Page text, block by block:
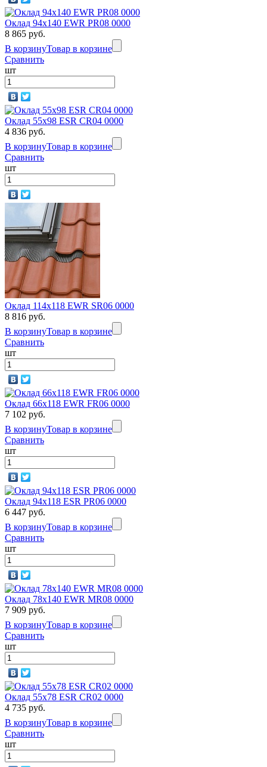
Оклад 94x140 EWR PR08 0000
8 865 руб.
В корзинуТовар в корзине
Сравнить
шт
Оклад 55x98 ESR CR04 0000
4 836 руб.
В корзинуТовар в корзине
Сравнить
шт
Оклад 114х118 EWR SR06 0000
8 816 руб.
В корзинуТовар в корзине
Сравнить
шт
Оклад 66x118 EWR FR06 0000
7 102 руб.
В корзинуТовар в корзине
Сравнить
шт
Оклад 94x118 ESR PR06 0000
6 447 руб.
В корзинуТовар в корзине
Сравнить
шт
Оклад 78x140 EWR MR08 0000
7 909 руб.
В корзинуТовар в корзине
Сравнить
шт
Оклад 55x78 ESR CR02 0000
4 735 руб.
В корзинуТовар в корзине
Сравнить
шт